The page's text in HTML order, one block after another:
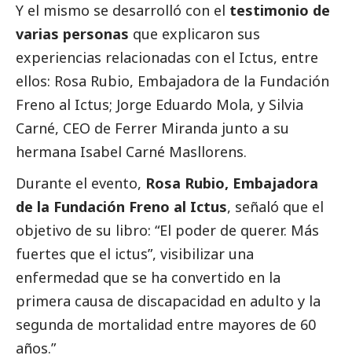
Y el mismo se desarrolló con el testimonio de
varias personas que explicaron sus
experiencias relacionadas con el Ictus, entre
ellos: Rosa Rubio, Embajadora de la Fundación
Freno al Ictus; Jorge Eduardo Mola, y Silvia
Carné, CEO de Ferrer Miranda junto a su
hermana Isabel Carné Masllorens.
Durante el evento, Rosa Rubio, Embajadora
de la Fundación Freno al Ictus, señaló que el
objetivo de su libro: “El poder de querer. Más
fuertes que el ictus”, visibilizar una
enfermedad que se ha convertido en la
primera causa de discapacidad en adulto y la
segunda de mortalidad entre mayores de 60
años.”